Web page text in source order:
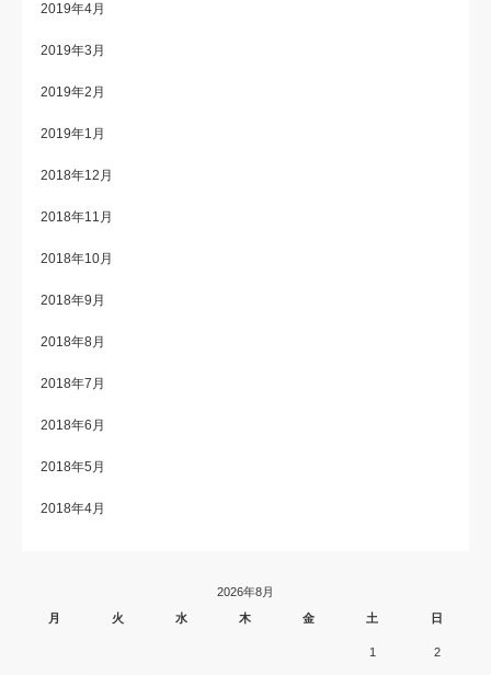
2019年4月
2019年3月
2019年2月
2019年1月
2018年12月
2018年11月
2018年10月
2018年9月
2018年8月
2018年7月
2018年6月
2018年5月
2018年4月
2026年8月
月
火 水 木 金 土 日
1 2